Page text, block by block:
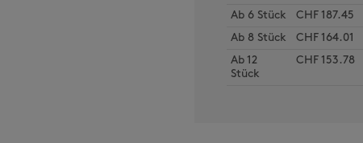
Ab 6 Stück CHF 187.45
Ab 8 Stück CHF 164.01
Ab 12
Stück
CHF 153.78